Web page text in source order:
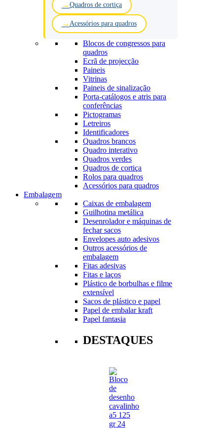
Quadros de cortiça
Acessórios para quadros
Blocos de congressos para
quadros
Ecrã de projecção
Paineis
Vitrinas
Paineis de sinalização
Porta-catálogos e atris para
conferências
Pictogramas
Letreiros
Identificadores
Quadros brancos
Quadro interativo
Quadros verdes
Quadros de cortiça
Rolos para quadros
Acessórios para quadros
Embalagem
Caixas de embalagem
Guilhotina metálica
Desenrolador e máquinas de
fechar sacos
Envelopes auto adesivos
Outros acessórios de
embalagem
Fitas adesivas
Fitas e laços
Plástico de borbulhas e filme
extensível
Sacos de plástico e papel
Papel de embalar kraft
Papel fantasia
DESTAQUES